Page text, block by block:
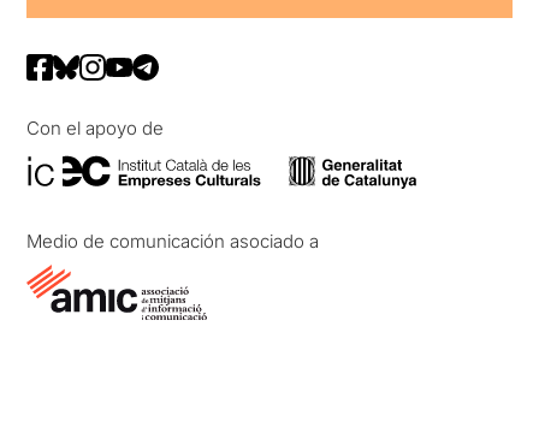
Con el apoyo de
Medio de comunicación asociado a